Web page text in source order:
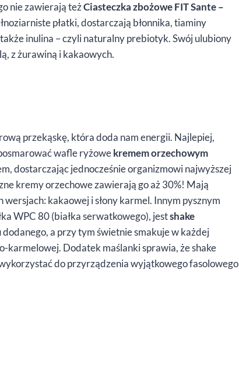
nie zawierają teżCiasteczka zbożowe FIT Sante –
płatki, dostarczają błonnika, tiaminy
inulina – czyli naturalny prebiotyk. Swój ulubiony
z żurawiną i kakaowych.
przekąskę, która doda nam energii. Najlepiej,
wafle ryżowekremem orzechowym
dostarczając jednocześnie organizmowi najwyższej
kremy orzechowe zawierają go aż 30%! Mają
kakaowej i słony karmel. Innym pysznym
WPC 80 (białka serwatkowego), jestshake
a przy tym świetnie smakuje w każdej
Dodatek maślanki sprawia, że shake
do przyrządzenia wyjątkowego fasolowego